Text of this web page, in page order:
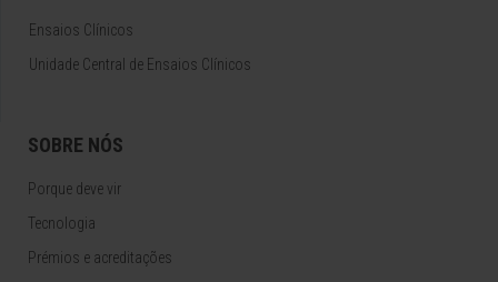
Ensaios Clínicos
Unidade Central de Ensaios Clínicos
SOBRE NÓS
Porque deve vir
Tecnologia
Prémios e acreditações